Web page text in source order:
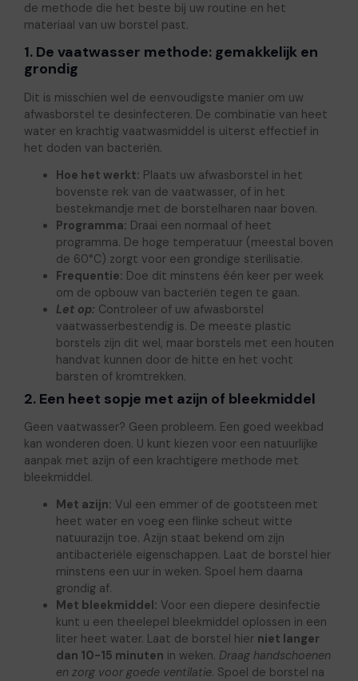
de methode die het beste bij uw routine en het
materiaal van uw borstel past.
1. De vaatwasser methode: gemakkelijk en
grondig
Dit is misschien wel de eenvoudigste manier om uw
afwasborstel te desinfecteren. De combinatie van heet
water en krachtig vaatwasmiddel is uiterst effectief in
het doden van bacteriën.
Hoe het werkt: Plaats uw afwasborstel in het
bovenste rek van de vaatwasser, of in het
bestekmandje met de borstelharen naar boven.
Programma: Draai een normaal of heet
programma. De hoge temperatuur (meestal boven
de 60°C) zorgt voor een grondige sterilisatie.
Frequentie: Doe dit minstens één keer per week
om de opbouw van bacteriën tegen te gaan.
Let op: Controleer of uw afwasborstel
vaatwasserbestendig is. De meeste plastic
borstels zijn dit wel, maar borstels met een houten
handvat kunnen door de hitte en het vocht
barsten of kromtrekken.
2. Een heet sopje met azijn of bleekmiddel
Geen vaatwasser? Geen probleem. Een goed weekbad
kan wonderen doen. U kunt kiezen voor een natuurlijke
aanpak met azijn of een krachtigere methode met
bleekmiddel.
Met azijn: Vul een emmer of de gootsteen met
heet water en voeg een flinke scheut witte
natuurazijn toe. Azijn staat bekend om zijn
antibacteriële eigenschappen. Laat de borstel hier
minstens een uur in weken. Spoel hem daarna
grondig af.
Met bleekmiddel: Voor een diepere desinfectie
kunt u een theelepel bleekmiddel oplossen in een
liter heet water. Laat de borstel hier niet langer
dan 10-15 minuten in weken. Draag handschoenen
en zorg voor goede ventilatie. Spoel de borstel na